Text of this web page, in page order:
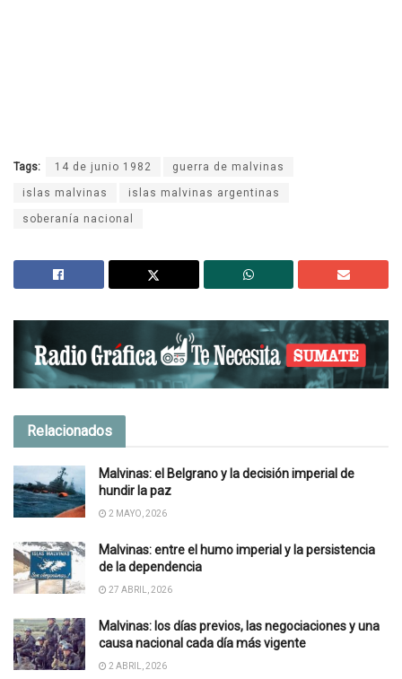
Tags: 14 de junio 1982 guerra de malvinas
islas malvinas islas malvinas argentinas
soberanía nacional
Relacionados
Malvinas: el Belgrano y la decisión imperial de
hundir la paz
2 MAYO, 2026
Malvinas: entre el humo imperial y la persistencia
de la dependencia
27 ABRIL, 2026
Malvinas: los días previos, las negociaciones y una
causa nacional cada día más vigente
2 ABRIL, 2026